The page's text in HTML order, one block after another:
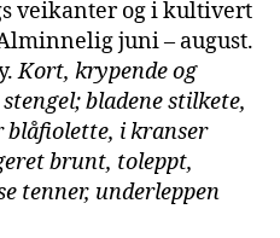
veikanter og i kultivert
juni – august.
Kort, krypende og
bladene stilkete,
i kranser
brunt, toleppt,
tenner, underleppen